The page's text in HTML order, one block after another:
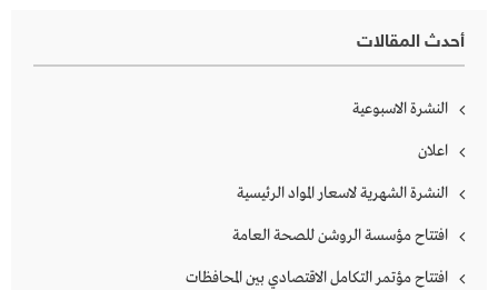
أحدث المقالات
النشرة الاسبوعية
اعلان
النشرة الشهرية لاسعار المواد الرئيسية
افتتاح مؤسسة الروشن للصحة العامة
افتتاح مؤتمر التكامل الاقتصادي بين المحافظات